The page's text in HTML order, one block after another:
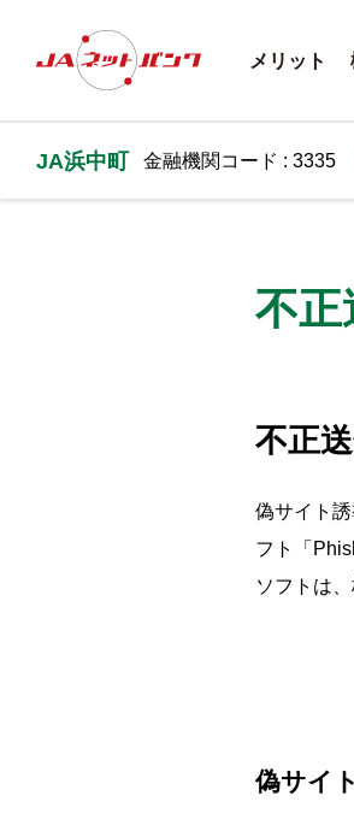
メリット
JA浜中町 金融機関コード : 3335
不正
不正
偽サイト
フト「
ソフトは
偽サイ